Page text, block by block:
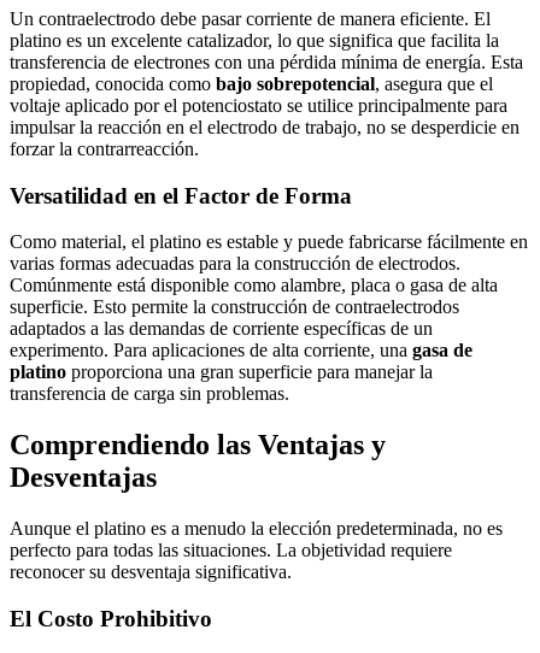
Un contraelectrodo debe pasar corriente de manera eficiente. El
platino es un excelente catalizador, lo que significa que facilita la
transferencia de electrones con una pérdida mínima de energía. Esta
propiedad, conocida como bajo sobrepotencial, asegura que el
voltaje aplicado por el potenciostato se utilice principalmente para
impulsar la reacción en el electrodo de trabajo, no se desperdicie en
forzar la contrarreacción.
Versatilidad en el Factor de Forma
Como material, el platino es estable y puede fabricarse fácilmente en
varias formas adecuadas para la construcción de electrodos.
Comúnmente está disponible como alambre, placa o gasa de alta
superficie. Esto permite la construcción de contraelectrodos
adaptados a las demandas de corriente específicas de un
experimento. Para aplicaciones de alta corriente, una gasa de
platino proporciona una gran superficie para manejar la
transferencia de carga sin problemas.
Comprendiendo las Ventajas y
Desventajas
Aunque el platino es a menudo la elección predeterminada, no es
perfecto para todas las situaciones. La objetividad requiere
reconocer su desventaja significativa.
El Costo Prohibitivo